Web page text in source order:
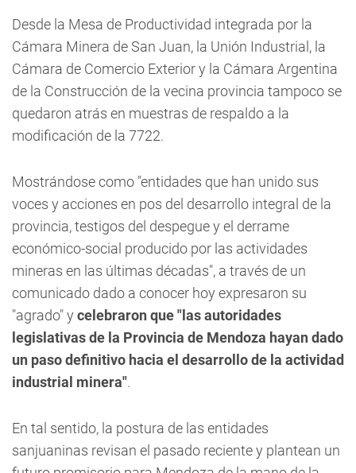
Desde la Mesa de Productividad integrada por la
Cámara Minera de San Juan, la Unión Industrial, la
Cámara de Comercio Exterior y la Cámara Argentina
de la Construcción de la vecina provincia tampoco se
quedaron atrás en muestras de respaldo a la
modificación de la 7722.
Mostrándose como "entidades que han unido sus
voces y acciones en pos del desarrollo integral de la
provincia, testigos del despegue y el derrame
económico-social producido por las actividades
mineras en las últimas décadas", a través de un
comunicado dado a conocer hoy expresaron su
"agrado" y celebraron que "las autoridades
legislativas de la Provincia de Mendoza hayan dado
un paso definitivo hacia el desarrollo de la actividad
industrial minera".
En tal sentido, la postura de las entidades
sanjuaninas revisan el pasado reciente y plantean un